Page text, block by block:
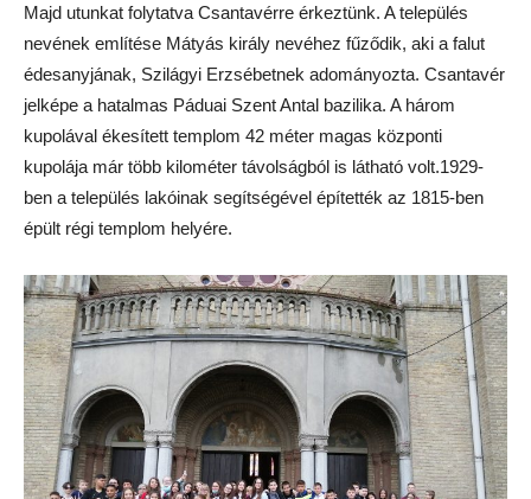
Majd utunkat folytatva Csantavérre érkeztünk. A település
nevének említése Mátyás király nevéhez fűződik, aki a falut
édesanyjának, Szilágyi Erzsébetnek adományozta. Csantavér
jelképe a hatalmas Páduai Szent Antal bazilika. A három
kupolával ékesített templom 42 méter magas központi
kupolája már több kilométer távolságból is látható volt.1929-
ben a település lakóinak segítségével építették az 1815-ben
épült régi templom helyére.